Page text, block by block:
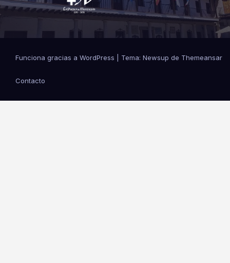
Funciona gracias a WordPress Tema: Newsup de Themeansar
Contacto